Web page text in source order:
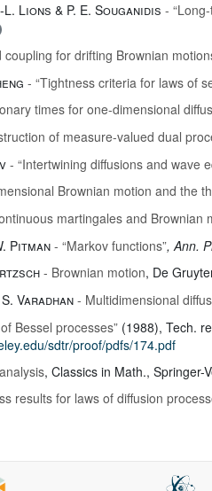
L. Lions & P. E. Souganidis -
coupling for drifting Brownian
- “Tightness criteria for laws of
times for one-dimensional
of measure-valued dual
- “Intertwining diffusions and wave
Brownian motion and the
martingales and Brownian
Pitman - “Markov functions”, Ann.
- Brownian motion, De
Varadhan- Multidimensional
Bessel processes” (1988), Tech.
sdtr/proof/pdfs/174.pdf
, Classics in Math., Springer-
results for laws of diffusion